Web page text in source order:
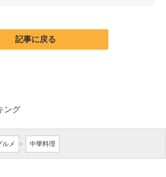
サイト
ィア
前線
記事に戻る
ング
ルメ > 中華料理